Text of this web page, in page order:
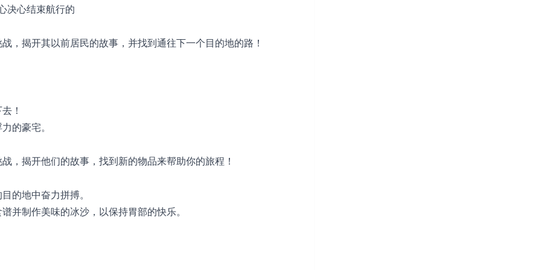
决心结束航行的
，揭开其以前居民的故事，并找到通往下一个目的地的路！
！
的豪宅。
，揭开他们的故事，找到新的物品来帮助你的旅程！
的地中奋力拼搏。
并制作美味的冰沙，以保持胃部的快乐。